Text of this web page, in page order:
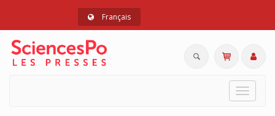
Français
Toggle